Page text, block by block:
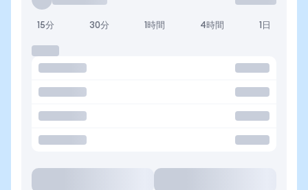
15分 30分 1時間 4時間 1日